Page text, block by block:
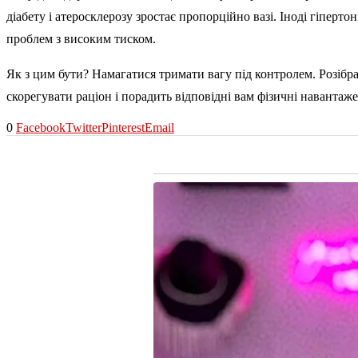
діабету і атеросклерозу зростає пропорційно вазі. Іноді
проблем з високим тиском.
Як з цим бути? Намагатися тримати вагу під контролем.
скорегувати раціон і порадить відповідні вам фізичні
0 FacebookTwitterPinterestEmail